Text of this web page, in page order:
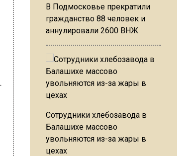
В Подмосковье прекратили
гражданство 88 человек и
аннулировали 2600 ВНЖ
Сотрудники хлебозавода в
Балашихе массово
увольняются из-за жары в
цехах